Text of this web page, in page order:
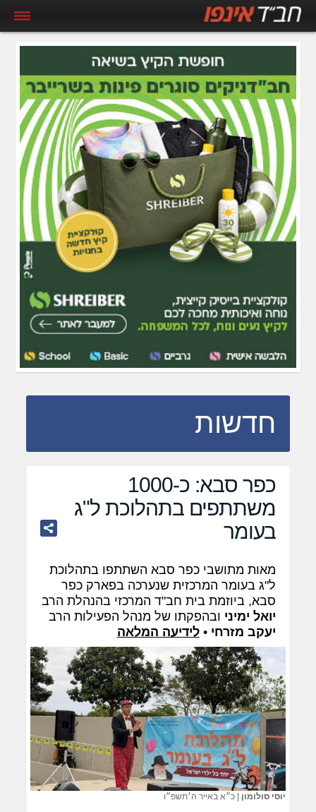
חדשות
כפר סבא: כ-1000
משתתפים בתהלוכת ל"ג
בעומר
מאות מתושבי כפר סבא השתתפו בתהלוכת
ל"ג בעומר המרכזית שנערכה בפארק כפר
סבא, ביוזמת בית חב"ד המרכזי בהנהלת הרב
יואל ימיני ובהפקתו של מנהל הפעילות הרב
יעקב מזרחי•לידיעה המלאה
יוסי סולומון |כ״א באייר ה׳תשפ״ו